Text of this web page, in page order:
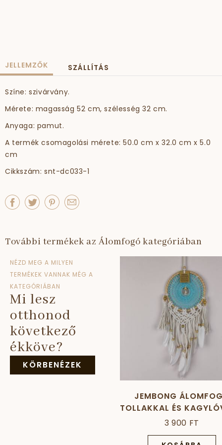
JELLEMZŐK SZÁLLÍTÁS
Színe: szivárvány.
Mérete: magasság 52 cm, szélesség 32 cm.
Anyaga: pamut.
A termék csomagolási mérete: 50.0 cm x 32.0 cm x 5.0
cm
Cikkszám: snt-dc033-1
További termékek az Álomfogó kategóriában
NÉZD MEG A MILYEN
TERMÉKEK VANNAK MÉG A
KATEGÓRIÁBAN
Mi lesz
otthonod
következő
ékköve?
KÖRBENÉZEK
JEMBONG
TOLLAKKAL ÉS
TÜRKIZ, 17 CM
3 900 FT